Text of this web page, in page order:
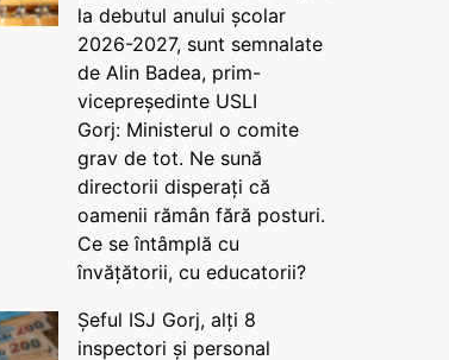
la debutul anului școlar
2026-2027, sunt semnalate
de Alin Badea, prim-
vicepreședinte USLI
Gorj: Ministerul o comite
grav de tot. Ne sună
directorii disperați că
oamenii rămân fără posturi.
Ce se întâmplă cu
învățătorii, cu educatorii?
Șeful ISJ Gorj, alți 8
inspectori și personal